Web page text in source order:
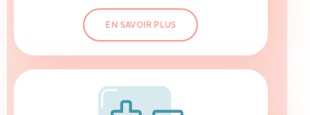
EN SAVOIR PLUS